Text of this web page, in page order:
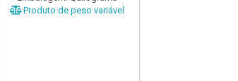
Produto de peso variável